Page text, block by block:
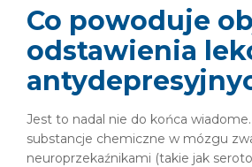
Co powoduje
odstawienia
Jest to nadal nie do końca
substancje chemiczne w mózgu
neuroprzekaźnikami (takie jak